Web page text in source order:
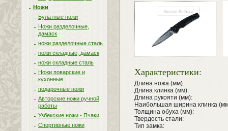
Ножи
Булатные ножи
Ножи разделочные,
дамаск
ножи разделочные сталь
ножи складные, дамаск
ножи складные сталь
Ножи поварские и
кухонные
подарочные ножи
Авторские ножи ручной
работы
Узбекские ножи - Пчаки
Спортивные ножи
Характеристики:
Длина ножа (мм):
Длина клинка (мм):
Длина рукояти (мм):
Наибольшая ширина клинка
Толщина обуха (мм):
Твердость стали:
Тип замка: